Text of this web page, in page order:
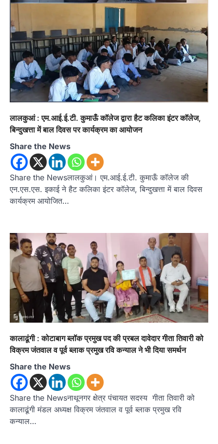
लालकुआं : एम.आई.ई.टी. कुमाऊँ कॉलेज द्वारा हैट कलिका इंटर कॉलेज,
बिन्दुखत्ता में बाल दिवस पर कार्यक्रम का आयोजन
Share the News
Share the Newsलालकुआं। एम.आई.ई.टी. कुमाऊँ कॉलेज की
एन.एस.एस. इकाई ने हैट कलिका इंटर कॉलेज, बिन्दुखत्ता में बाल दिवस
कार्यक्रम आयोजित…
कालाढूंगी : कोटाबाग ब्लॉक प्रमुख पद की प्रबल दावेदार गीता तिवारी को
विक्रम जंतवाल व पूर्व ब्लाक प्रमुख रवि कन्याल ने भी दिया समर्थन
Share the News
Share the Newsनाथूनगर क्षेत्र पंचायत सदस्य गीता तिवारी को
कालाढूंगी मंडल अध्यक्ष विक्रम जंतवाल व पूर्व ब्लाक प्रमुख रवि
कन्याल…
2
अल्मोड़ा उत्तराखण्ड कुमाऊं ख़बरें
रानीखेत में शिक्षा-स्वास्थ्य व्यवस्था पर फूटा
कांग्रेस का गुस्सा, मंत्री और सरकार का पुतला
फूंका
Admin August 6, 2026
मंत्री का फूंका पुतला 'विद्यालयों में…
रानीखेत में युवा कांग्रेस की जिला बैठक, 8
अगस्त को खड़गे की हल्द्वानी रैली को सफल
बनाने का लिया संकल्प
Admin August 6, 2026